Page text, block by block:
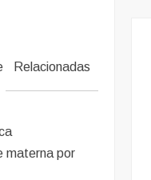
Relacionadas
materna por